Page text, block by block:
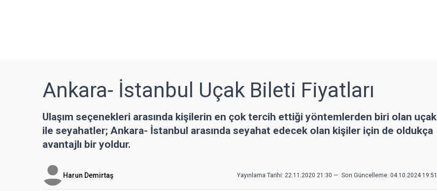
Ankara- İstanbul Uçak Bileti Fiyatları
Ulaşım seçenekleri arasında kişilerin en çok tercih ettiği yöntemlerden biri olan uçak
ile seyahatler; Ankara- İstanbul arasında seyahat edecek olan kişiler için de oldukça
avantajlı bir yoldur.
Harun Demirtaş Yayınlama Tarihi: 22.11.2020 21:30 — Son Güncelleme: 04.10.2024 19:51